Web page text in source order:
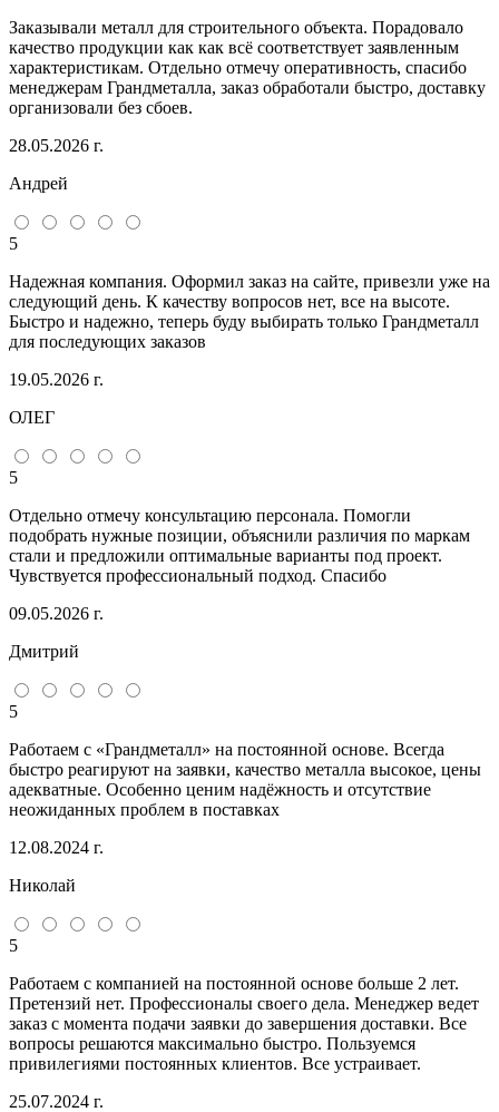
Заказывали металл для строительного объекта. Порадовало
качество продукции как как всё соответствует заявленным
характеристикам. Отдельно отмечу оперативность, спасибо
менеджерам Грандметалла, заказ обработали быстро, доставку
организовали без сбоев.
28.05.2026 г.
Андрей
5
Надежная компания. Оформил заказ на сайте, привезли уже на
следующий день. К качеству вопросов нет, все на высоте.
Быстро и надежно, теперь буду выбирать только Грандметалл
для последующих заказов
19.05.2026 г.
ОЛЕГ
5
Отдельно отмечу консультацию персонала. Помогли
подобрать нужные позиции, объяснили различия по маркам
стали и предложили оптимальные варианты под проект.
Чувствуется профессиональный подход. Спасибо
09.05.2026 г.
Дмитрий
5
Работаем с «Грандметалл» на постоянной основе. Всегда
быстро реагируют на заявки, качество металла высокое, цены
адекватные. Особенно ценим надёжность и отсутствие
неожиданных проблем в поставках
12.08.2024 г.
Николай
5
Работаем с компанией на постоянной основе больше 2 лет.
Претензий нет. Профессионалы своего дела. Менеджер ведет
заказ с момента подачи заявки до завершения доставки. Все
вопросы решаются максимально быстро. Пользуемся
привилегиями постоянных клиентов. Все устраивает.
25.07.2024 г.